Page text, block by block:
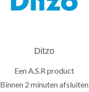
Ditzo
Een A.S.R product
Binnen 2 minuten afsluiten